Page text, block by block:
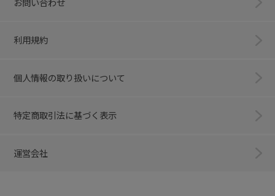
お問い合わせ
利用規約
個人情報の取り扱いについて
特定商取引法に基づく表示
運営会社